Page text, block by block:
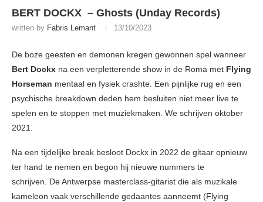
BERT DOCKX – Ghosts (Unday Records)
written by Fabris Lemant 13/10/2023
De boze geesten en demonen kregen gewonnen spel wanneer
Bert Dockx na een verpletterende show in de Roma met Flying
Horseman mentaal en fysiek crashte. Een pijnlijke rug en een
psychische breakdown deden hem besluiten niet meer live te
spelen en te stoppen met muziekmaken. We schrijven oktober
2021.
Na een tijdelijke break besloot Dockx in 2022 de gitaar opnieuw
ter hand te nemen en begon hij nieuwe nummers te
schrijven. De Antwerpse masterclass-gitarist die als muzikale
kameleon vaak verschillende gedaantes aanneemt (Flying